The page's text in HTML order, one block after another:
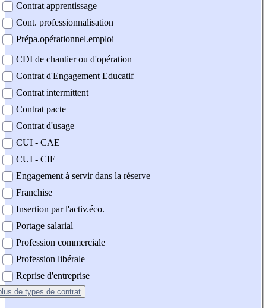
Contrat apprentissage
Cont. professionnalisation
Prépa.opérationnel.emploi
CDI de chantier ou d'opération
Contrat d'Engagement Educatif
Contrat intermittent
Contrat pacte
Contrat d'usage
CUI - CAE
CUI - CIE
Engagement à servir dans la réserve
Franchise
Insertion par l'activ.éco.
Portage salarial
Profession commerciale
Profession libérale
Reprise d'entreprise
de types de contrat